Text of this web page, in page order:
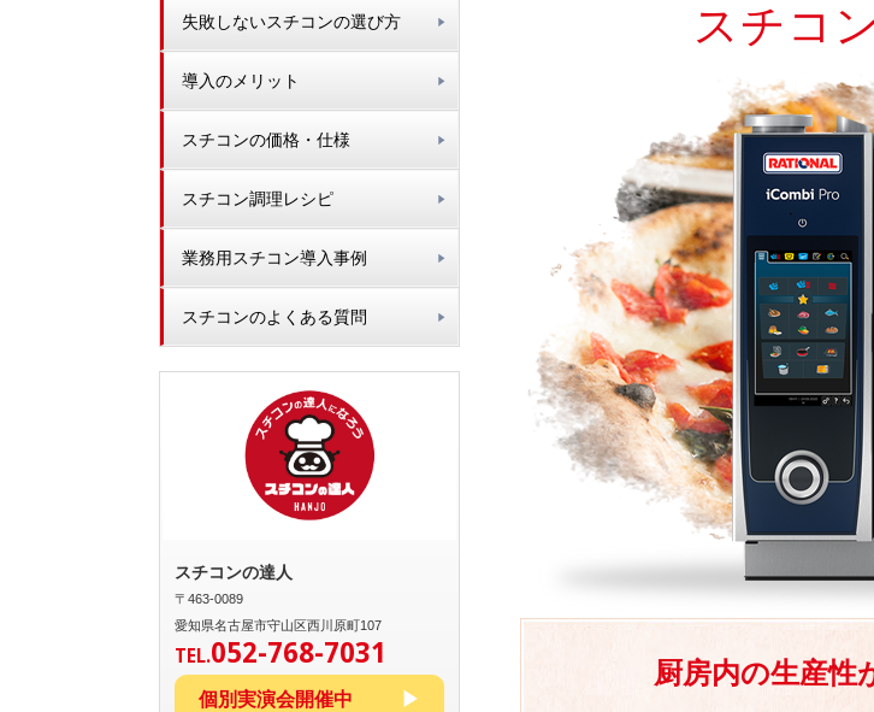
スチコ
厨房内の生産性
失敗しないスチコンの選び方
導入のメリット
スチコンの価格・仕様
スチコン調理レシピ
業務用スチコン導入事例
スチコンのよくある質問
スチコンの達人
〒463-0089
愛知県名古屋市守山区西川原町107
TEL.052-768-7031
個別実演会開催中